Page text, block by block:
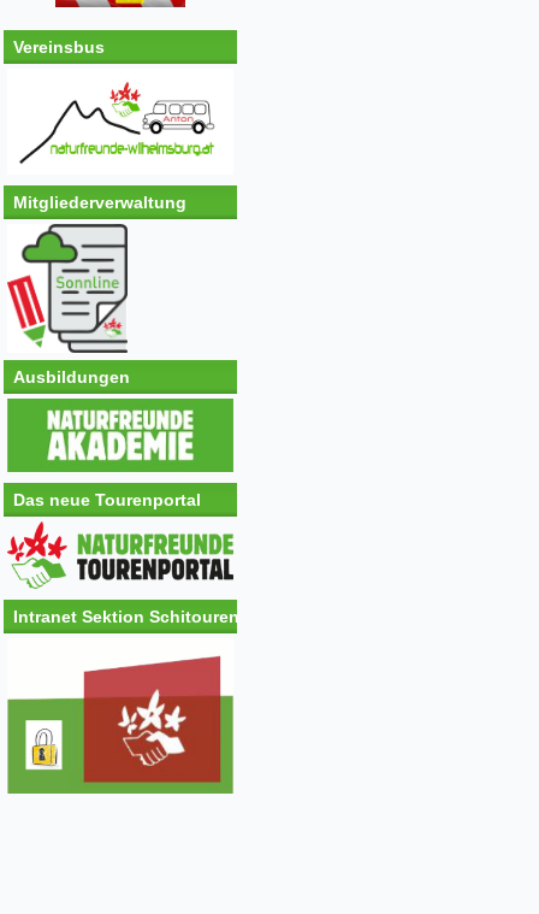
Vereinsbus
Mitgliederverwaltung
Ausbildungen
Das neue Tourenportal
Intranet Sektion Schitouren